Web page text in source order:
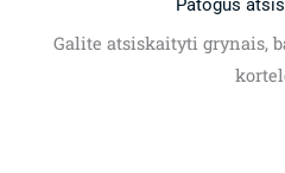
Patogus
Galite atsiskaityti grynais,